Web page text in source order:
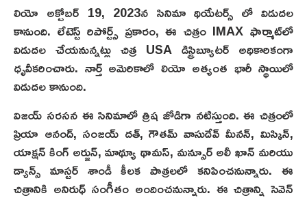
లియో అక్టోబర్ 19, 2023న సినిమా థియేటర్స్ లో విడుదల
కానుంది. లేటెస్ట్ రిపోర్ట్స్ ప్రకారం, ఈ చిత్రం IMAX ఫార్మాట్‌లో
విడుదల చేయనున్నట్లు చిత్ర USA డిస్ట్రిబ్యూటర్ అధికారికంగా
ధృవీకరించారు. నార్త్ అమెరికాలో లియో అత్యంత భారీ స్థాయిలో
విడుదల కానుంది.
విజయ్ సరసన ఈ సినిమాలో త్రిష జోడిగా నటిస్తుంది. ఈ చిత్రంలో
ప్రియా ఆనంద్, సంజయ్ దత్, గౌతమ్ వాసుదేవ్ మీనన్, మిస్కిన్,
యాక్షన్ కింగ్ అర్జున్, మాథ్యూ థామస్, మన్సూర్ అలీ ఖాన్ మరియు
డ్యాన్స్ మాస్టర్ శాండీ కీలక పాత్రలలో కనిపించనున్నారు. ఈ
చిత్రానికి అనిరుధ్ సంగీతం అందించనున్నారు. ఈ చిత్రాన్ని సెవెన్